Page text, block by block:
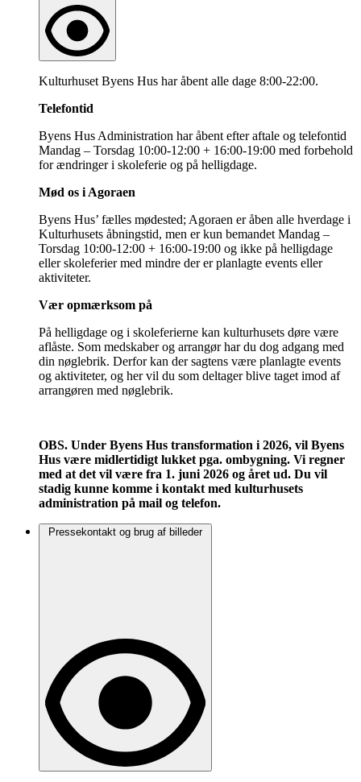
Kulturhuset Byens Hus har åbent alle dage 8:00-22:00.
Telefontid
Byens Hus Administration har åbent efter aftale og telefontid
Mandag – Torsdag 10:00-12:00 + 16:00-19:00 med forbehold
for ændringer i skoleferie og på helligdage.
Mød os i Agoraen
Byens Hus’ fælles mødested; Agoraen er åben alle hverdage i
Kulturhusets åbningstid, men er kun bemandet Mandag –
Torsdag 10:00-12:00 + 16:00-19:00 og ikke på helligdage
eller skoleferier med mindre der er planlagte events eller
aktiviteter.
Vær opmærksom på
På helligdage og i skoleferierne kan kulturhusets døre være
aflåste. Som medskaber og arrangør har du dog adgang med
din nøglebrik. Derfor kan der sagtens være planlagte events
og aktiviteter, og her vil du som deltager blive taget imod af
arrangøren med nøglebrik.
OBS. Under Byens Hus transformation i 2026, vil Byens
Hus være midlertidigt lukket pga. ombygning. Vi regner
med at det vil være fra 1. juni 2026 og året ud. Du vil
stadig kunne komme i kontakt med kulturhusets
administration på mail og telefon.
Pressekontakt og brug af billeder